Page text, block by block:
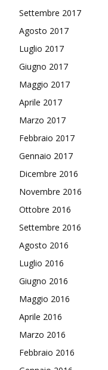
Settembre 2017
Agosto 2017
Luglio 2017
Giugno 2017
Maggio 2017
Aprile 2017
Marzo 2017
Febbraio 2017
Gennaio 2017
Dicembre 2016
Novembre 2016
Ottobre 2016
Settembre 2016
Agosto 2016
Luglio 2016
Giugno 2016
Maggio 2016
Aprile 2016
Marzo 2016
Febbraio 2016